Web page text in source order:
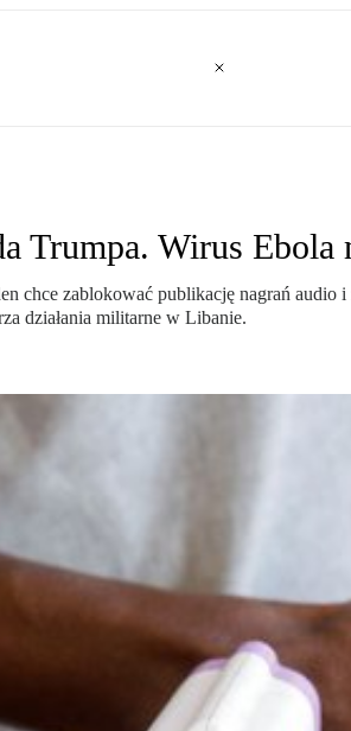
Trumpa. Wirus Ebola
chce zablokować publikację nagrań
działania militarne w Libanie.